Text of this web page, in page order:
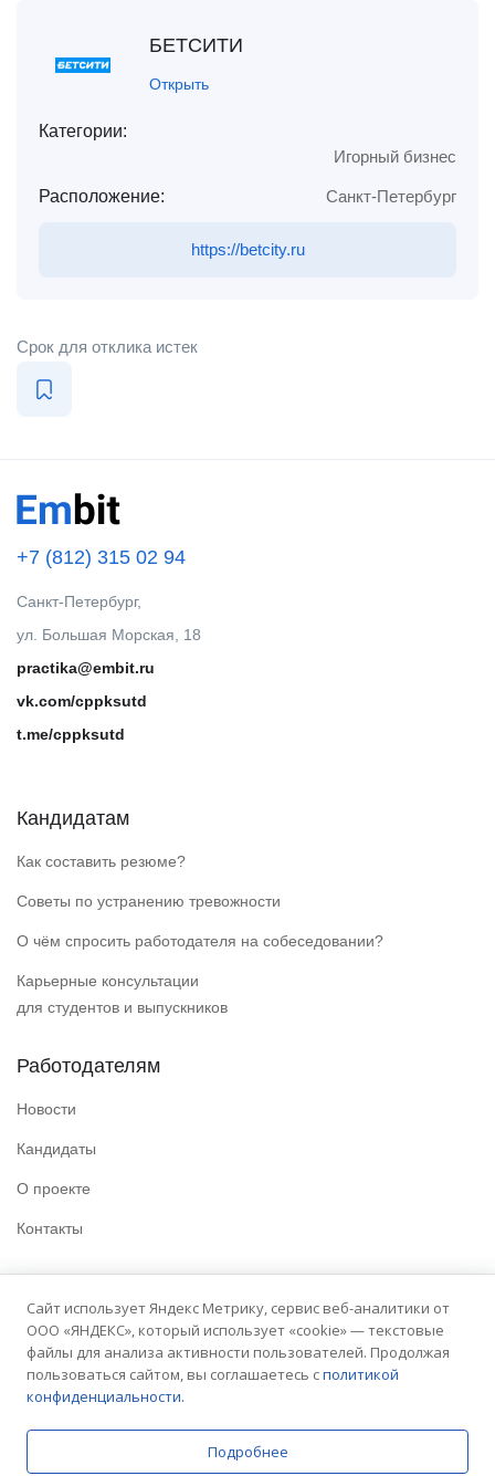
БЕТСИТИ
Открыть
Категории:
Игорный бизнес
Расположение: Санкт-Петербург
https://betcity.ru
Срок для отклика истек
+7 (812) 315 02 94
Санкт-Петербург,
ул. Большая Морская, 18
practika@embit.ru
vk.com/cppksutd
t.me/cppksutd
Кандидатам
Как составить резюме?
Советы по устранению тревожности
О чём спросить работодателя на собеседовании?
Карьерные консультации
для студентов и выпускников
Работодателям
Новости
Кандидаты
О проекте
Контакты
Политика конфиденциальности
Условия использования
Сайт университета
Сайт использует Яндекс Метрику, сервис веб-аналитики от
ООО «ЯНДЕКС», который использует «cookie» — текстовые
файлы для анализа активности пользователей. Продолжая
пользоваться сайтом, вы соглашаетесь сполитикой
конфиденциальности.
Подробнее